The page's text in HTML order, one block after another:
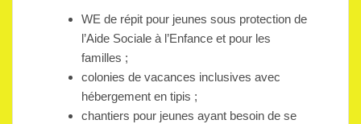
WE de répit pour jeunes sous protection de
l’Aide Sociale à l’Enfance et pour les
familles ;
colonies de vacances inclusives avec
hébergement en tipis ;
chantiers pour jeunes ayant besoin de se